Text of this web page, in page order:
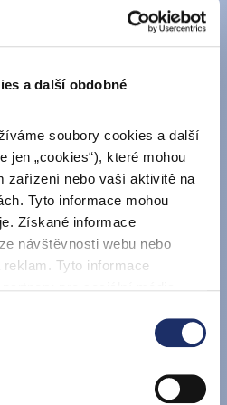
a další obdobné
soubory cookies a další
jen „cookies“), které mohou
zařízení nebo vaší aktivitě na
Tyto informace mohou
Získané informace
návštěvnosti webu nebo
Tyto informace
jste jim poskytli nebo které
používáte jejich služby. Jaké
naleznete níže v přehledné
upravíte zaškrtnutím
my se vám ozveme